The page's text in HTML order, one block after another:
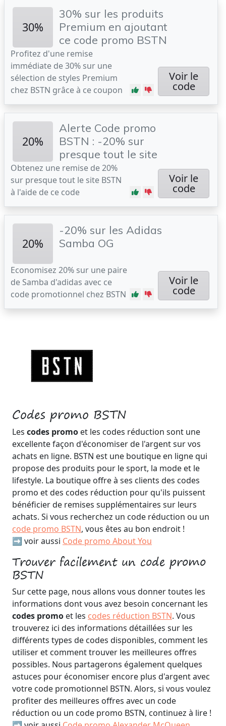
Codes promo BSTN
Les codes promo et les codes réduction sont une
excellente façon d'économiser de l'argent sur vos
achats en ligne. BSTN est une boutique en ligne qui
propose des produits pour le sport, la mode et le
lifestyle. La boutique offre à ses clients des codes
promo et des codes réduction pour qu'ils puissent
bénéficier de remises supplémentaires sur leurs
achats. Si vous recherchez un code réduction ou un
code promo BSTN, vous êtes au bon endroit !
➡️ voir aussi Code promo About You
Trouver facilement un code promo
BSTN
Sur cette page, nous allons vous donner toutes les
informations dont vous avez besoin concernant les
codes promo et les codes réduction BSTN. Vous
trouverez ici des informations détaillées sur les
différents types de codes disponibles, comment les
utiliser et comment trouver les meilleures offres
possibles. Nous partagerons également quelques
astuces pour économiser encore plus d'argent avec
votre code promotionnel BSTN. Alors, si vous voulez
profiter des meilleures offres avec un code
réduction ou un code promo BSTN, continuez à lire !
30%
30% sur les produits
Premium en ajoutant
ce code promo BSTN
Profitez d'une remise
immédiate de 30% sur une
sélection de styles Premium
chez BSTN grâce à ce coupon
Voir le
code
20%
Alerte Code promo
BSTN : -20% sur
presque tout le site
Obtenez une remise de 20%
sur presque tout le site BSTN
à l'aide de ce code
Voir le
code
20%
-20% sur les Adidas
Samba OG
Economisez 20% sur une paire
de Samba d'adidas avec ce
code promotionnel chez BSTN
Voir le
code